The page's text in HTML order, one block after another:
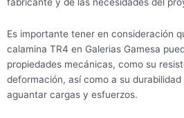
Es importante tener en consideración
calamina TR4 en Galerias Gamesa
propiedades mecánicas, como su
deformación, así como a su
aguantar cargas y esfuerzos.